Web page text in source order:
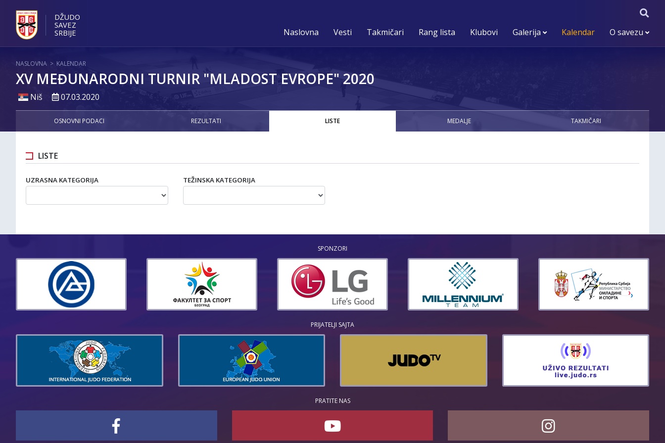
DŽUDO
SAVEZ
SRBIJE
Naslovna Vesti Takmičari Rang lista Klubovi Galerija Kalendar O savezu
NASLOVNA > KALENDAR
XV MEĐUNARODNI TURNIR "MLADOST EVROPE" 2020
Niš 07.03.2020
OSNOVNI PODACI REZULTATI LISTE MEDALJE TAKMIČARI
LISTE
UZRASNA KATEGORIJA TEŽINSKA KATEGORIJA
SPONZORI
PRIJATELJI SAJTA
PRATITE NAS